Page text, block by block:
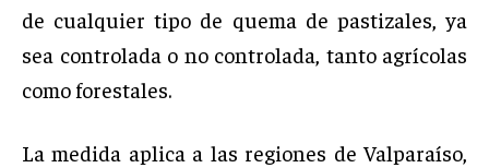
de cualquier tipo de quema de pastizales, ya
sea controlada o no controlada, tanto agrícolas
como forestales.
La medida aplica a las regiones de Valparaíso,